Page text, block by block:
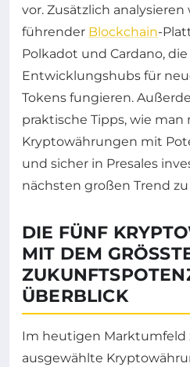
vor. Zusätzlich analysieren
führender Blockchain-
Polkadot und Cardano, die
Entwicklungshubs für
Tokens fungieren.
praktische Tipps, wie man
Kryptowährungen mit
und sicher in Presales
nächsten großen Trend
DIE FÜNF
MIT DEM
BERBLICK
Im heutigen Marktumfeld
ausgewählte